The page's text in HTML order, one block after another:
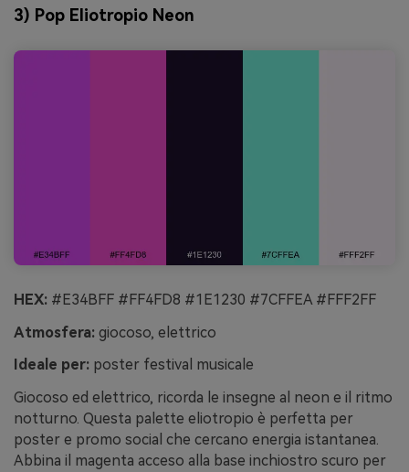
3) Pop Eliotropio Neon
HEX: #E34BFF #FF4FD8 #1E1230 #7CFFEA #FFF2FF
Atmosfera: giocoso, elettrico
Ideale per: poster festival musicale
Giocoso ed elettrico, ricorda le insegne al neon e il ritmo
notturno. Questa palette eliotropio è perfetta per
poster e promo social che cercano energia istantanea.
Abbina il magenta acceso alla base inchiostro scuro per